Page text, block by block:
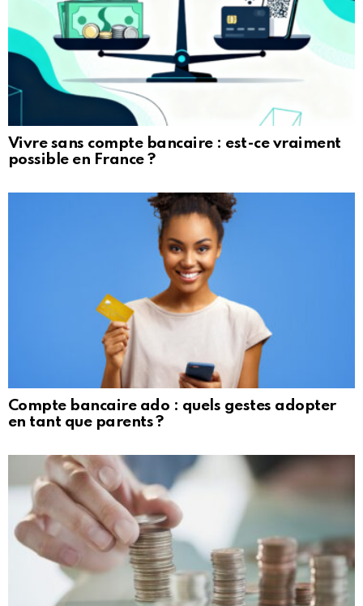
Vivre sans compte bancaire : est-ce vraiment
possible en France ?
Compte bancaire ado : quels gestes adopter
en tant que parents ?